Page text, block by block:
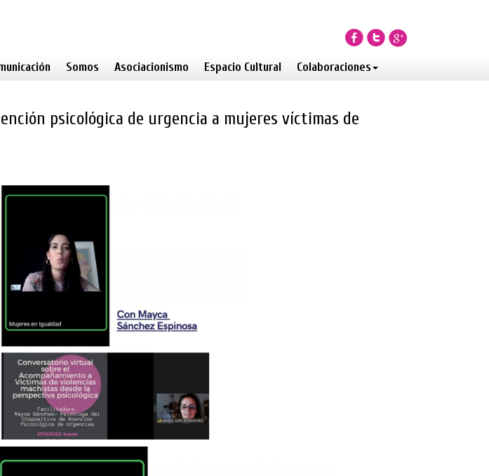
Somos Asociacionismo Espacio Cultural Colaboraciones
psicológica de urgencia a mujeres víctimas de